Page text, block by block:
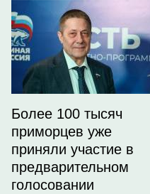
Более 100 тысяч
приморцев уже
приняли участие в
предварительном
голосовании